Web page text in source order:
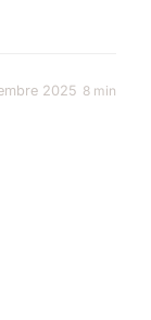
2025 8 min